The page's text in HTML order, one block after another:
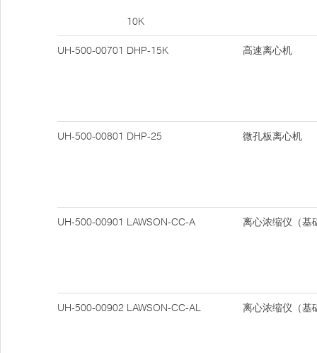
10K
UH-500-00701 DHP-15K 高速离心机
UH-500-00801 DHP-25 微孔板离心机
UH-500-00901 LAWSON-CC-A 离心浓缩仪（基
UH-500-00902 LAWSON-CC-AL 离心浓缩仪（基